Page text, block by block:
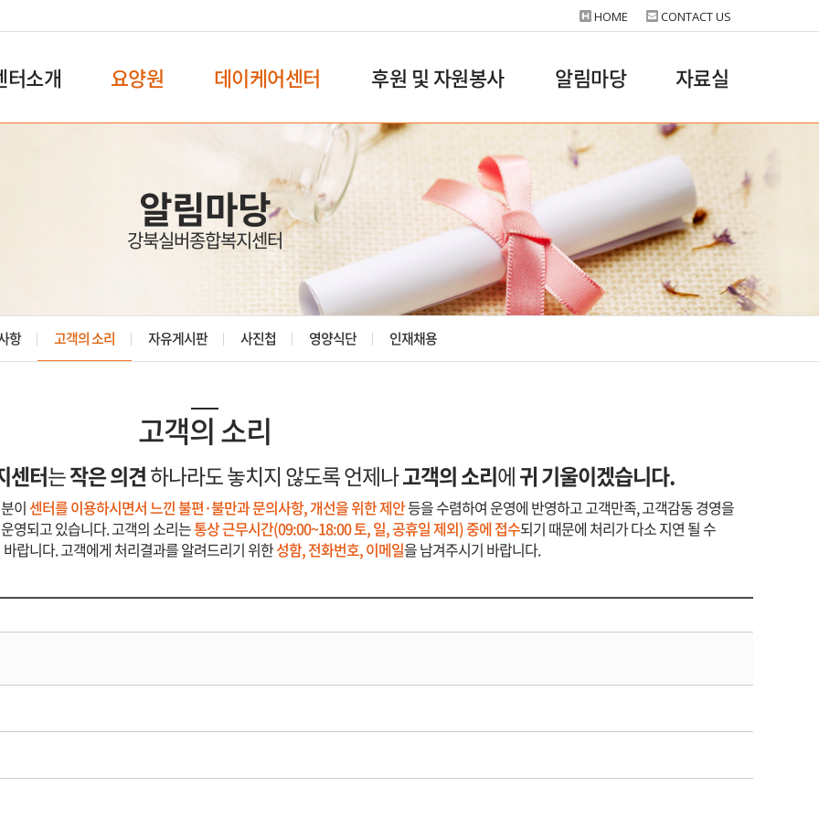
터소개 요양원 데이케어센터 후원 및 자원봉사 알림마당 자료실
HOME CONTACT US
알림마당
강북실버종합복지센터
항 고객의 소리 자유게시판 사진첩 영양식단 인재채용
고객의 소리
센터는작은 의견하나라도 놓치지 않도록 언제나고객의 소리에귀 기울이겠습니다.
이 센터를 이용하시면서 느낀 불편·불만과 문의사항, 개선을 위한 제안등을 수렴하여 운영에 반영하고 고객만족, 고객감동 경영을
영되고 있습니다. 고객의 소리는통상 근무시간(09:00~18:00 토, 일, 공휴일 제외) 중에 접수되기 때문에 처리가 다소 지연 될 수
랍니다. 고객에게 처리결과를 알려드리기 위한성함, 전화번호, 이메일을 남겨주시기 바랍니다.